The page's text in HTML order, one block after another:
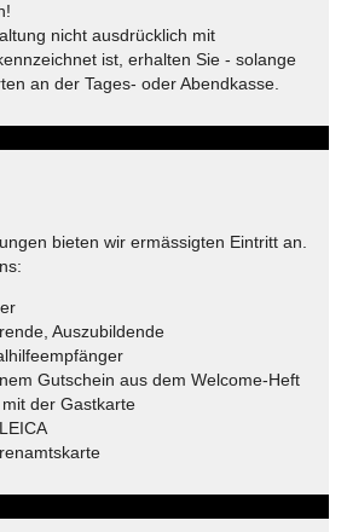
nicht ausdrücklich mit
ist, erhalten Sie - solange
an der Tages- oder Abendkasse.
bieten wir ermässigten Eintritt an.
Auszubildende
Gutschein aus dem Welcome-Heft
der Gastkarte